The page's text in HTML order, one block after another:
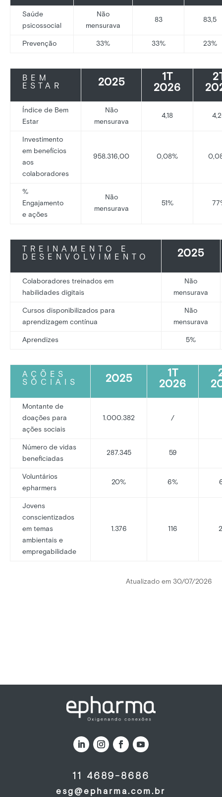
Saúde
psicossocial
Não
mensurava
83 83,5
Prevenção 33% 33% 23%
BEM
ESTAR 2025 1T
2026
Índice de Bem
Estar
Não
mensurava
4,18
Investimento
em benefícios
aos
colaboradores
958.316,00 0,08%
%
Engajamento
e ações
Não
mensurava
51%
TREINAMENTO E
DESENVOLVIMENTO 2025
Colaboradores treinados em
habilidades digitais
Não
mensurava
Cursos disponibilizados para
aprendizagem contínua
Não
mensurava
Aprendizes
5%
AÇÕES
SOCIAIS 2025 1T
2026
Montante de
doações para
ações sociais
1.000.382 /
Número de vidas
beneficiadas
287.345 59
Voluntários
epharmers
20% 6%
Jovens
conscientizados
em temas
ambientais e
empregabilidade
1.376 116
Atualizado em 30/07/2026
11 4689-8686
esg@epharma.com.br